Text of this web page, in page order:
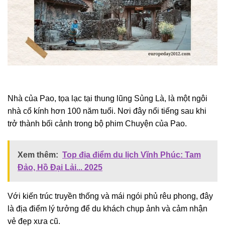
Nhà của Pao, tọa lạc tại thung lũng Sủng Là, là một ngôi
nhà cổ kính hơn 100 năm tuổi. Nơi đây nổi tiếng sau khi
trở thành bối cảnh trong bộ phim Chuyện của Pao.
Xem thêm: Top địa điểm du lịch Vĩnh Phúc: Tam
Đảo, Hồ Đại Lải... 2025
Với kiến trúc truyền thống và mái ngói phủ rêu phong, đây
là địa điểm lý tưởng để du khách chụp ảnh và cảm nhận
vẻ đẹp xưa cũ.